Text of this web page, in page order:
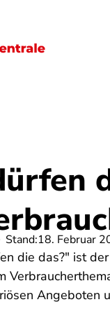
Lebensmittel
Stand:18. Februar
die das?" ist
Angeboten